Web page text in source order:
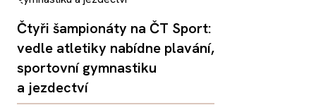
Čtyři šampionáty na ČT Sport:
vedle atletiky nabídne plavání,
sportovní gymnastiku
a jezdectví